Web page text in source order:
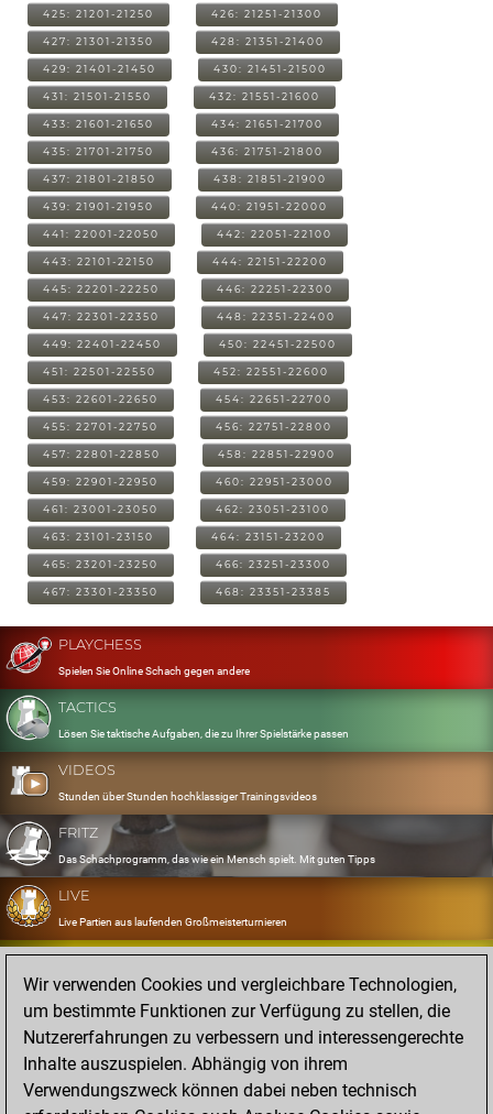
425: 21201-21250 426: 21251-21300
427: 21301-21350 428: 21351-21400
429: 21401-21450 430: 21451-21500
431: 21501-21550 432: 21551-21600
433: 21601-21650 434: 21651-21700
435: 21701-21750 436: 21751-21800
437: 21801-21850 438: 21851-21900
439: 21901-21950 440: 21951-22000
441: 22001-22050 442: 22051-22100
443: 22101-22150 444: 22151-22200
445: 22201-22250 446: 22251-22300
447: 22301-22350 448: 22351-22400
449: 22401-22450 450: 22451-22500
451: 22501-22550 452: 22551-22600
453: 22601-22650 454: 22651-22700
455: 22701-22750 456: 22751-22800
457: 22801-22850 458: 22851-22900
459: 22901-22950 460: 22951-23000
461: 23001-23050 462: 23051-23100
463: 23101-23150 464: 23151-23200
465: 23201-23250 466: 23251-23300
467: 23301-23350 468: 23351-23385
PLAYCHESS
Spielen Sie Online Schach gegen andere
TACTICS
Lösen Sie taktische Aufgaben, die zu Ihrer Spielstärke passen
VIDEOS
Stunden über Stunden hochklassiger Trainingsvideos
FRITZ
Das Schachprogramm, das wie ein Mensch spielt. Mit guten Tipps
LIVE
Live Partien aus laufenden Großmeisterturnieren
OPENINGS
Erfassen und Üben Sie Ihr Eröffnungsrepertoire
DATABASE
Acht Millionen starke Partien
MYGAMES
Speichern und analysieren Sie eigene Partien in der Cloud
Wir verwenden Cookies und vergleichbare Technologien,
um bestimmte Funktionen zur Verfügung zu stellen, die
Nutzererfahrungen zu verbessern und interessengerechte
Inhalte auszuspielen. Abhängig von ihrem
Verwendungszweck können dabei neben technisch